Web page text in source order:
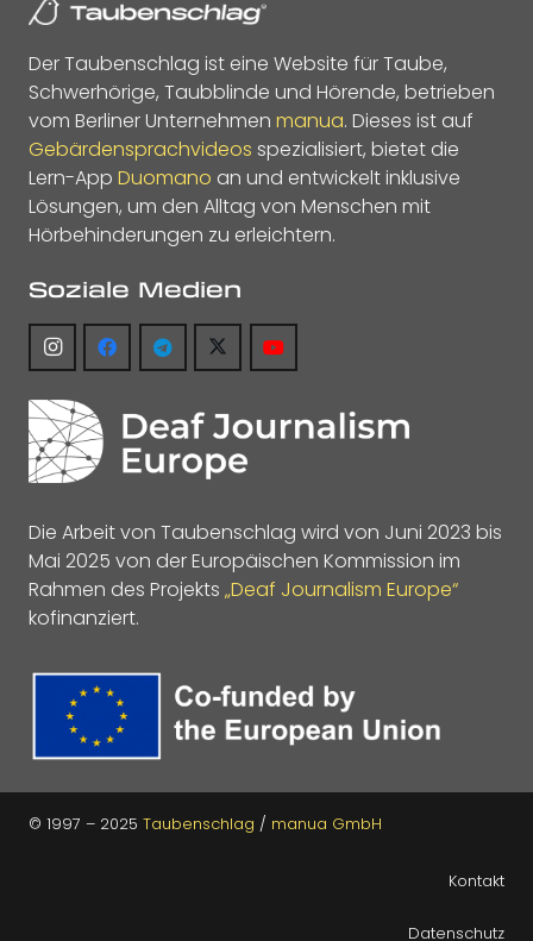
Der Taubenschlag ist eine Website für Taube,
Schwerhörige, Taubblinde und Hörende, betrieben
vom Berliner Unternehmen manua. Dieses ist auf
Gebärdensprachvideos spezialisiert, bietet die
Lern-App Duomano an und entwickelt inklusive
Lösungen, um den Alltag von Menschen mit
Hörbehinderungen zu erleichtern.
Soziale Medien
Die Arbeit von Taubenschlag wird von Juni 2023 bis
Mai 2025 von der Europäischen Kommission im
Rahmen des Projekts „Deaf Journalism Europe“
kofinanziert.
© 1997 – 2025 Taubenschlag / manua GmbH
Kontakt
Datenschutz